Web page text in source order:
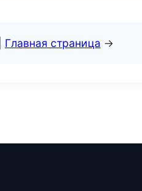
Главная страница →